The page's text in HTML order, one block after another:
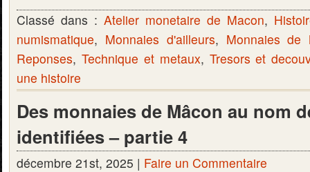
Classé dans : Atelier monetaire de Macon,
numismatique, Monnaies d'ailleurs, Monnaies de
Reponses, Technique et metaux, Tresors et
une histoire
Des monnaies de Mâcon au nom
identifiées – partie 4
décembre 21st, 2025 | Faire un Commentaire